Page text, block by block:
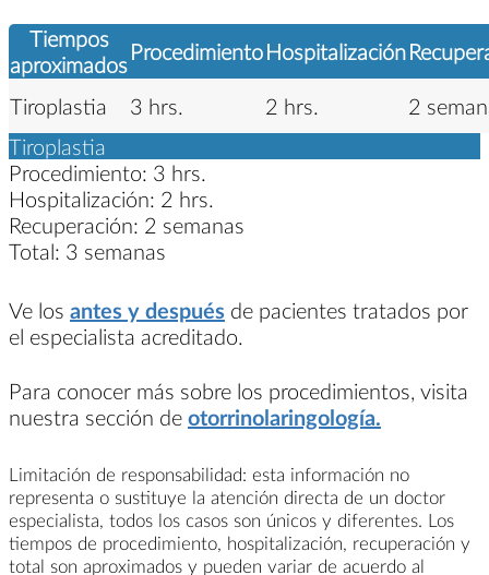
Tiempos
aproximadosProcedimientoHospitalización
Tiroplastia 3 hrs. 2 hrs.
2
Tiroplastia
Procedimiento: 3 hrs.
Hospitalización: 2 hrs.
Recuperación: 2 semanas
Total: 3 semanas
Ve los antes y después de pacientes tratados por
el especialista acreditado.
Para conocer más sobre los procedimientos, visita
nuestra sección de otorrinolaringología.
Limitación de responsabilidad: esta información no
representa o sustituye la atención directa de un doctor
especialista, todos los casos son únicos y diferentes. Los
tiempos de procedimiento, hospitalización, recuperación y
total son aproximados y pueden variar de acuerdo al